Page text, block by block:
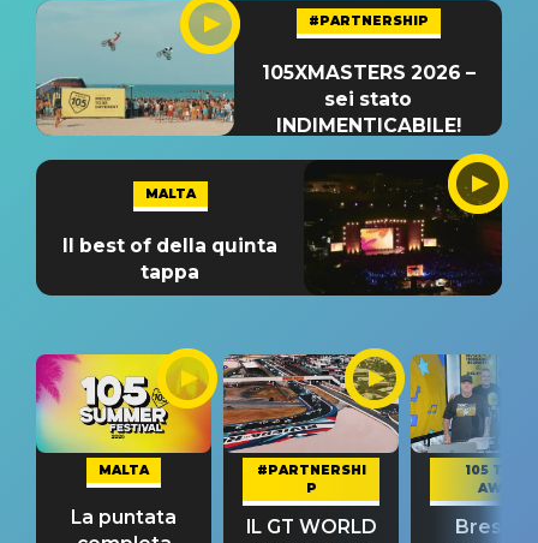
#PARTNERSHIP
105XMASTERS 2026 –
sei stato
INDIMENTICABILE!
MALTA
Il best of della quinta
tappa
MALTA
La puntata
#PARTNERSHI
P
IL GT WORLD
105 TAKE
AWAY
Bresh: